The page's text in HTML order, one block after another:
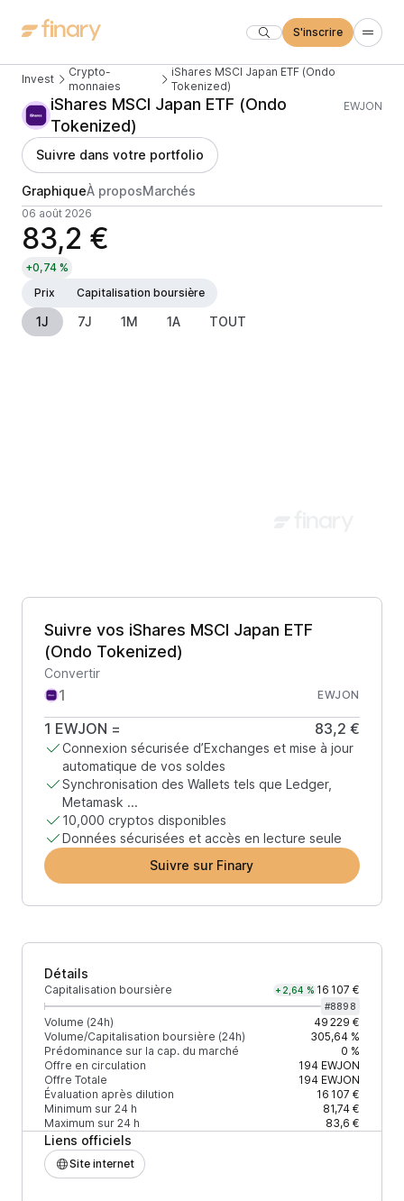
S'inscrire
Invest
Crypto-
monnaies
iShares MSCI Japan ETF (Ondo
Tokenized)
iShares MSCI Japan ETF (Ondo
Tokenized)
EWJON
Suivre dans votre portfolio
GraphiqueÀ proposMarchés
06 août 2026
83,2 €
+0,74 %
Prix
Capitalisation boursière
1J 7J 1M 1A TOUT
Suivre vos iShares MSCI Japan ETF
(Ondo Tokenized)
Convertir
EWJON
1 EWJON = 83,2 €
Connexion sécurisée d’Exchanges et mise à jour
automatique de vos soldes
Synchronisation des Wallets tels que Ledger,
Metamask ...
10,000 cryptos disponibles
Données sécurisées et accès en lecture seule
Suivre sur Finary
Détails
Capitalisation boursière +2,64 % 16 107 €
#8898
Volume (24h)
49 229 €
Volume/Capitalisation boursière (24h)
305,64 %
Prédominance sur la cap. du marché
0 %
Offre en circulation
194EWJON
Offre Totale
194EWJON
Évaluation après dilution
16 107 €
Minimum sur 24 h
81,74 €
Maximum sur 24 h
83,6 €
Liens officiels
Site internet